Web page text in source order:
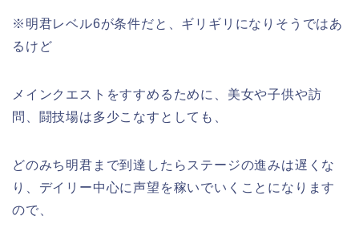
※明君レベル6が条件だと、ギリギリになりそうではあ
るけど
メインクエストをすすめるために、美女や子供や訪
問、闘技場は多少こなすとしても、
どのみち明君まで到達したらステージの進みは遅くな
り、デイリー中心に声望を稼いでいくことになります
ので、